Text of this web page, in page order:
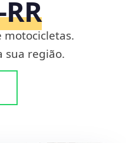
motocicletas.
sua região.